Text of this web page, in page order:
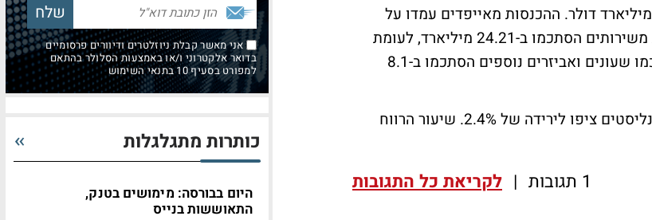
Mac הסתכמו ב-7.01 מיליארד, בעוד הצפי היה ל-7.02 מיליארד דולר. ההכנסות מאייפדים עמדו על
7.16 מיליארד, לעומת הצפי ל-6.61 מיליארד. ההכנסות משירותים הסתכמו ב-24.21 מיליארד, לעומת
הצפי של 24.01 מיליארד. ההכנסות ממוצרים לבישים כמו שעונים ואביזרים נוספים הסתכמו ב-8.1
ההכנסות מסין ירדו ב-6.5% ל-14.73 מיליארד דולר. האנליסטים ציפו לירידה של 2.4%. שיעור הרווח
1 תגובות | לקריאת כל התגובות
אני מאשר קבלת ניוזלטרים ודיוורים פרסומיים
בדואר אלקטרוני ו/או באמצעות הסלולר בהתאם
למפורט בסעיף 10 בתנאי השימוש
כותרות מתגלגלות
היום בבורסה: מימושים בטנק,
התאוששות בנייס